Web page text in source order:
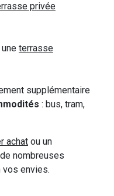
privée
terrasse
supplémentaire
: bus, tram,
achat ou un
nombreuses
envies.